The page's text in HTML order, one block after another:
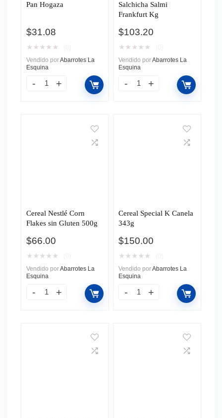
Pan Hogaza
$31.08
★ ★ ★ ★ ★
Vendido porAbarrotes La
Esquina
Salchicha Salmi
Frankfurt Kg
$103.20
★ ★ ★ ★ ★
Vendido porAbarrotes La
Esquina
Cereal Nestlé Corn
Flakes sin Gluten 500g
$66.00
★ ★ ★ ★ ★
Vendido porAbarrotes La
Esquina
Cereal Special K Canela
343g
$150.00
★ ★ ★ ★ ★
Vendido porAbarrotes La
Esquina